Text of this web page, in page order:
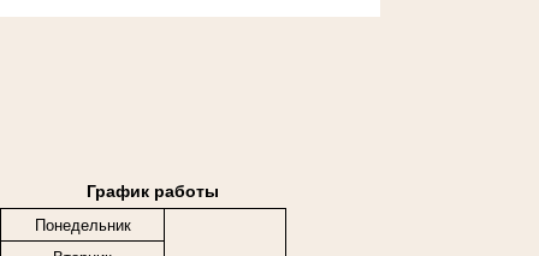
График работы
Понедельник